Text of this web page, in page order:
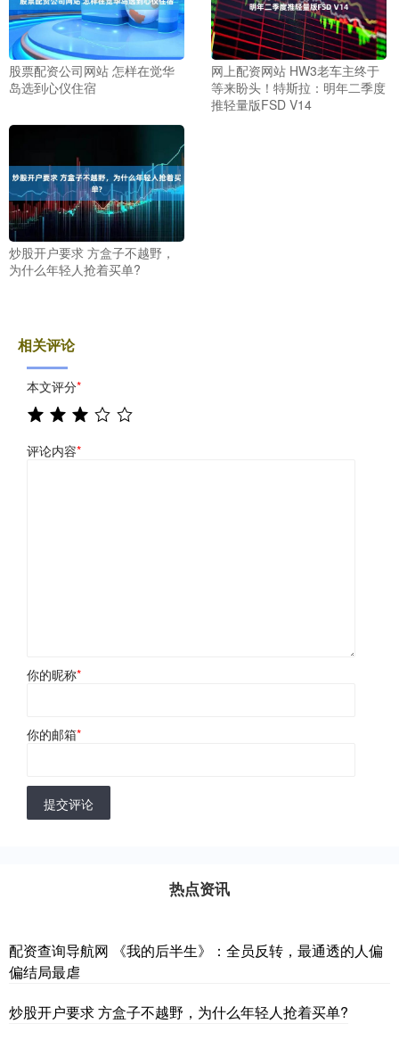
股票配资公司网站 怎样在觉华
岛选到心仪住宿
网上配资网站 HW3老车主终于
等来盼头！特斯拉：明年二季度
推轻量版FSD V14
炒股开户要求 方盒子不越野，
为什么年轻人抢着买单?
相关评论
本文评分*
评论内容*
你的昵称*
你的邮箱*
提交评论
热点资讯
配资查询导航网 《我的后半生》：全员反转，最通透的人偏
偏结局最虐
炒股开户要求 方盒子不越野，为什么年轻人抢着买单?